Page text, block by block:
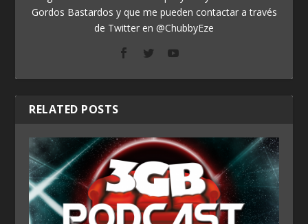
Gordos Bastardos y que me pueden contactar a través
de Twitter en @ChubbyEze
RELATED POSTS